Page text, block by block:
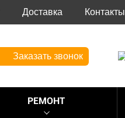
Доставка Контакты
Заказать звонок
РЕМОНТ